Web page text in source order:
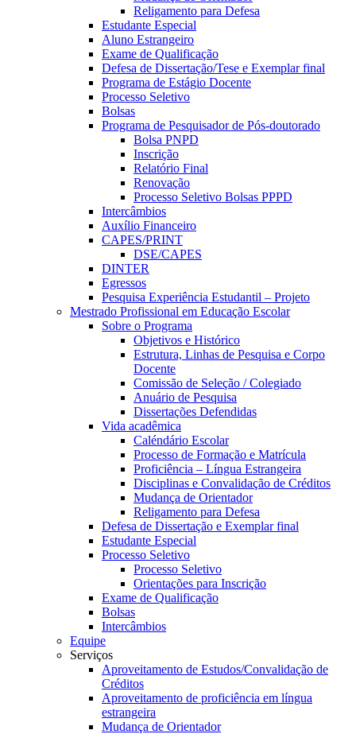
Religamento para Defesa
Estudante Especial
Aluno Estrangeiro
Exame de Qualificação
Defesa de Dissertação/Tese e Exemplar final
Programa de Estágio Docente
Processo Seletivo
Bolsas
Programa de Pesquisador de Pós-doutorado
Bolsa PNPD
Inscrição
Relatório Final
Renovação
Processo Seletivo Bolsas PPPD
Intercâmbios
Auxílio Financeiro
CAPES/PRINT
DSE/CAPES
DINTER
Egressos
Pesquisa Experiência Estudantil – Projeto
Mestrado Profissional em Educação Escolar
Sobre o Programa
Objetivos e Histórico
Estrutura, Linhas de Pesquisa e Corpo
Docente
Comissão de Seleção / Colegiado
Anuário de Pesquisa
Dissertações Defendidas
Vida acadêmica
Caléndário Escolar
Processo de Formação e Matrícula
Proficiência – Língua Estrangeira
Disciplinas e Convalidação de Créditos
Mudança de Orientador
Religamento para Defesa
Defesa de Dissertação e Exemplar final
Estudante Especial
Processo Seletivo
Processo Seletivo
Orientações para Inscrição
Exame de Qualificação
Bolsas
Intercâmbios
Equipe
Serviços
Aproveitamento de Estudos/Convalidação de
Créditos
Aproveitamento de proficiência em língua
estrangeira
Mudança de Orientador